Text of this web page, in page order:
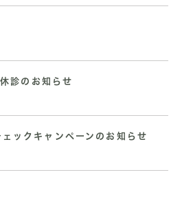
診のお知らせ
ックキャンペーンのお知らせ